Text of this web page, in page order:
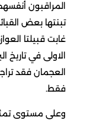
المراقبون أنفسهم
تبنتها بعض القبائل
غابت قبيلتا العوازم
الاولى في تاريخ
العجمان فقد تراجع
وعلى مستوى تمثيل